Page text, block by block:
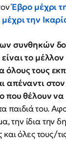
Έβρο μέχρι
την
συνθηκών
το
όλους τους
απέναντι στον
που θέλουν
παιδιά του.
την ίδια την
όλες τους/